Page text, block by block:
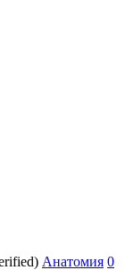
Анатомия 0